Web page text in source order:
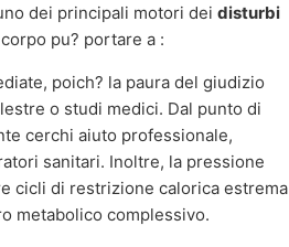
dei principali motori dei disturbi
pu? portare a :
poich? la paura del giudizio
o studi medici. Dal punto di
cerchi aiuto professionale,
sanitari. Inoltre, la pressione
cicli di restrizione calorica estrema
metabolico complessivo.